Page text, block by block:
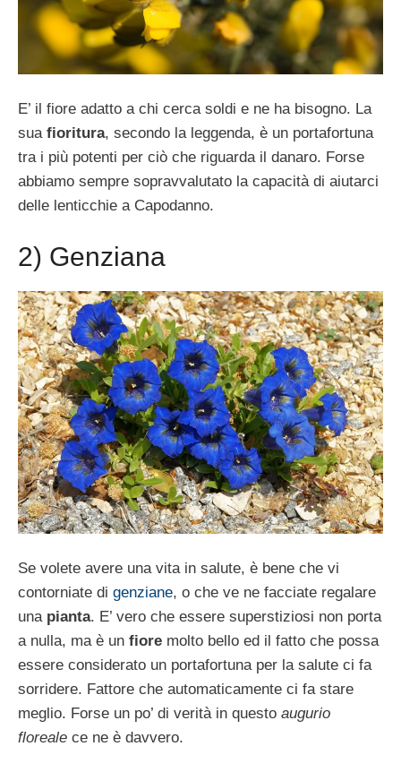
E’ il fiore adatto a chi cerca soldi e ne ha bisogno. La
suafioritura, secondo la leggenda, è un portafortuna
tra i più potenti per ciò che riguarda il danaro. Forse
abbiamo sempre sopravvalutato la capacità di aiutarci
delle lenticchie a Capodanno.
2) Genziana
Se volete avere una vita in salute, è bene che vi
contorniate di genziane, o che ve ne facciate regalare
una pianta. E’ vero che essere superstiziosi non porta
a nulla, ma è un fiore molto bello ed il fatto che possa
essere considerato un portafortuna per la salute ci fa
sorridere. Fattore che automaticamente ci fa stare
meglio. Forse un po’ di verità in questo augurio
floreale ce ne è davvero.